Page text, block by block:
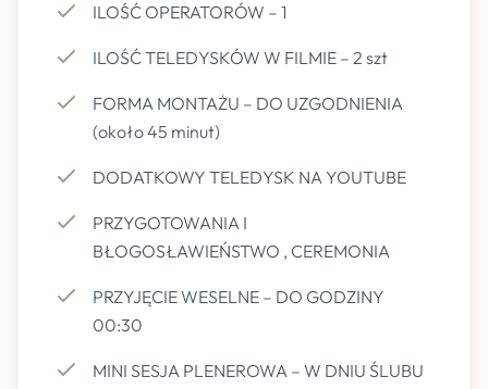
ILOŚĆ OPERATORÓW – 1
ILOŚĆ TELEDYSKÓW W FILMIE – 2 szt
FORMA MONTAŻU – DO UZGODNIENIA
(około 45 minut)
DODATKOWY TELEDYSK NA YOUTUBE
PRZYGOTOWANIA I
BŁOGOSŁAWIEŃSTWO , CEREMONIA
PRZYJĘCIE WESELNE – DO GODZINY
00:30
MINI SESJA PLENEROWA – W DNIU ŚLUBU